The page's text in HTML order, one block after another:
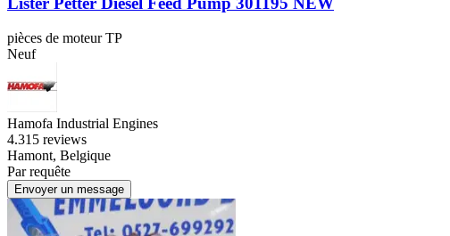
pièces de moteur TP
Neuf
Hamofa Industrial Engines
4.315 reviews
Hamont, Belgique
Par requête
Envoyer un message